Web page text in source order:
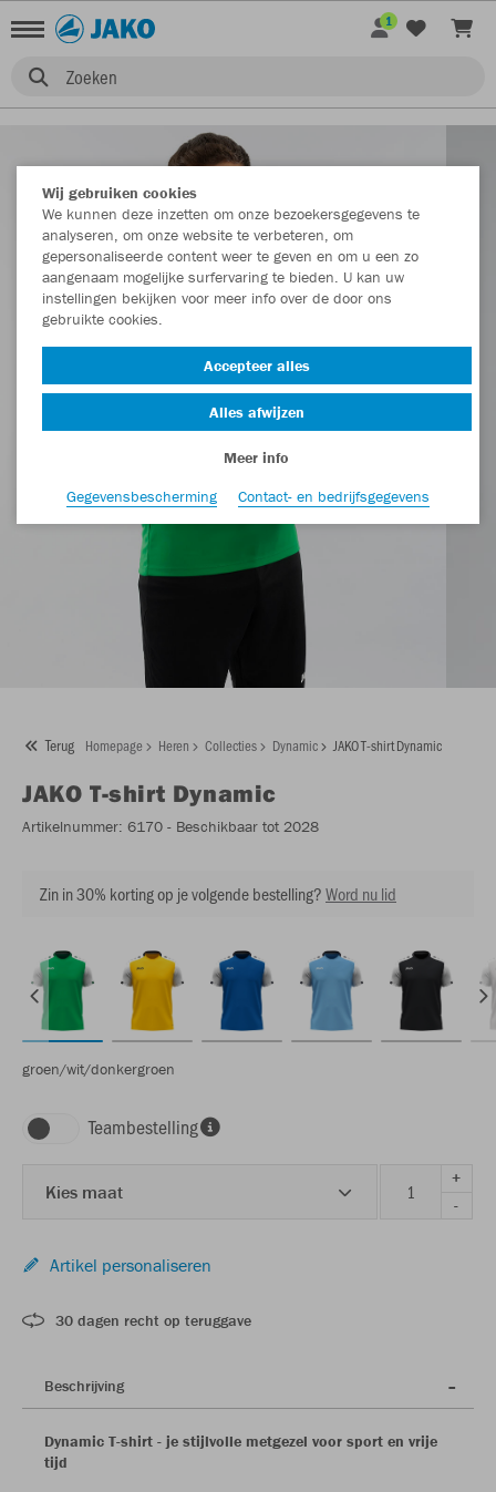
Zoeken
1
Terug Homepage Heren Collecties Dynamic JAKO T-shirt Dynamic
JAKO T-shirt Dynamic
Artikelnummer: 6170 - Beschikbaar tot 2028
Zin in 30% korting op je volgende bestelling?Word nu lid
groen/wit/donkergroen
Teambestelling
Kies maat
+
-
Artikel personaliseren
30 dagen recht op teruggave
Beschrijving
Dynamic T-shirt - je stijlvolle metgezel voor sport en vrije
tijd
Wij gebruiken cookies
We kunnen deze inzetten om onze bezoekersgegevens te
analyseren, om onze website te verbeteren, om
gepersonaliseerde content weer te geven en om u een zo
aangenaam mogelijke surfervaring te bieden. U kan uw
instellingen bekijken voor meer info over de door ons
gebruikte cookies.
Accepteer alles
Alles afwijzen
Meer info
Gegevensbescherming
Contact- en bedrijfsgegevens